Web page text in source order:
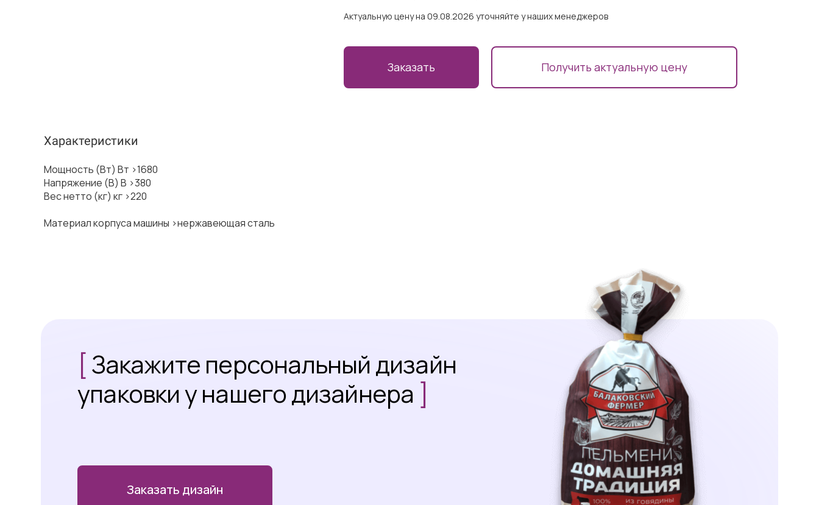
Актуальную цену на 09.08.2026 уточняйте у наших менеджеров
Заказать Получить актуальную цену
Характеристики
Мощность (Вт) Вт >1680
Напряжение (В) В >380
Вес нетто (кг) кг >220
Материал корпуса машины >нержавеющая сталь
[Закажите персональный дизайн
упаковки у нашего дизайнера ]
Заказать дизайн